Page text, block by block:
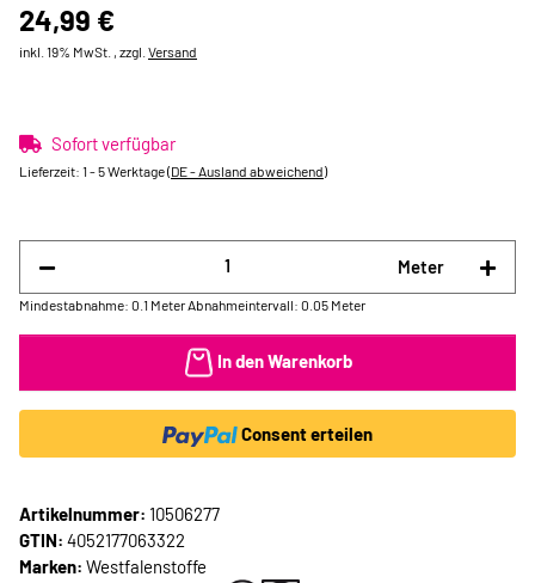
24,99 €
inkl. 19% MwSt. , zzgl. Versand
Sofort verfügbar
Lieferzeit: 1 - 5 Werktage(DE - Ausland abweichend)
Meter
Mindestabnahme: 0.1 Meter Abnahmeintervall: 0.05 Meter
In den Warenkorb
Consent erteilen
Artikelnummer: 10506277
GTIN: 4052177063322
Marken: Westfalenstoffe